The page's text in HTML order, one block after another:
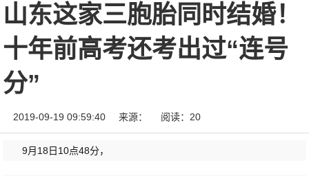
山东这家三胞胎同时结婚！
十年前高考还考出过“连号
分”
2019-09-19 09:59:40 来源： 阅读：20
9月18日10点48分，